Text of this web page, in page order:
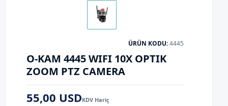
ÜRÜN KODU:4445
O-KAM 4445 WIFI 10X OPTIK
ZOOM PTZ CAMERA
55,00 USDKDV Hariç